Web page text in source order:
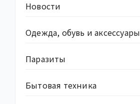
Новости
Одежда, обувь и аксессуары
Паразиты
Бытовая техника